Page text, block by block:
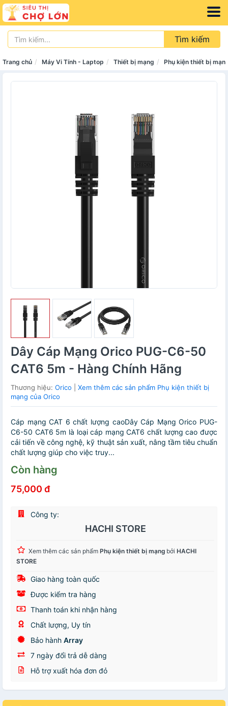
Tìm kiếm
Trang chủ Máy Vi Tính - Laptop Thiết bị mạng Phụ kiện thiết bị
Dây Cáp Mạng Orico PUG-C6-50
CAT6 5m - Hàng Chính Hãng
Thương hiệu: Orico
Xem thêm các sản phẩm Phụ kiện thiết bị
mạng của Orico
Cáp mạng CAT 6 chất lượng caoDây Cáp Mạng Orico PUG-
C6-50 CAT6 5m là loại cáp mạng CAT6 chất lượng cao được
cải tiến về công nghệ, kỹ thuật sản xuất, nâng tầm tiêu chuẩn
chất lượng giúp cho việc truy...
Còn hàng
75,000 đ
Công ty:
HACHI STORE
Xem thêm các sản phẩm Phụ kiện thiết bị mạng bởi HACHI
STORE
Giao hàng toàn quốc
Được kiểm tra hàng
Thanh toán khi nhận hàng
Chất lượng, Uy tín
Bảo hành Array
7 ngày đổi trả dễ dàng
Hỗ trợ xuất hóa đơn đỏ